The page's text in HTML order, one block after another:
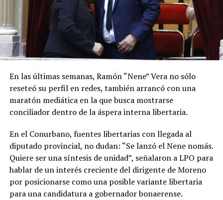
En las últimas semanas, Ramón “Nene” Vera no sólo
reseteó su perfil en redes, también arrancó con una
maratón mediática en la que busca mostrarse
conciliador dentro de la áspera interna libertaria.
En el Conurbano, fuentes libertarias con llegada al
diputado provincial, no dudan: “Se lanzó el Nene nomás.
Quiere ser una síntesis de unidad”, señalaron a LPO para
hablar de un interés creciente del dirigente de Moreno
por posicionarse como una posible variante libertaria
para una candidatura a gobernador bonaerense.